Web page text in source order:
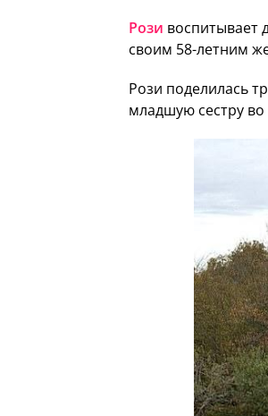
Рози воспитывает
своим 58-летним
Рози поделилась
младшую сестру во